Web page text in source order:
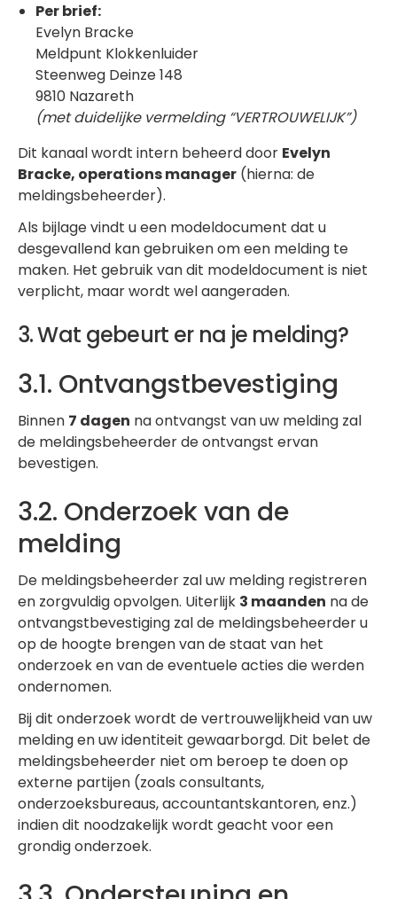
Per brief:
Evelyn Bracke
Meldpunt Klokkenluider
Steenweg Deinze 148
9810 Nazareth
(met duidelijke vermelding “VERTROUWELIJK”)
Dit kanaal wordt intern beheerd door Evelyn
Bracke, operations manager(hierna: de
meldingsbeheerder).
Als bijlage vindt u een modeldocument dat u
desgevallend kan gebruiken om een melding te
maken. Het gebruik van dit modeldocument is niet
verplicht, maar wordt wel aangeraden.
3. Wat gebeurt er na je melding?
3.1. Ontvangstbevestiging
Binnen 7 dagen na ontvangst van uw melding zal
de meldingsbeheerder de ontvangst ervan
bevestigen.
3.2. Onderzoek van de
melding
De meldingsbeheerder zal uw melding registreren
en zorgvuldig opvolgen. Uiterlijk 3 maanden na de
ontvangstbevestiging zal de meldingsbeheerder u
op de hoogte brengen van de staat van het
onderzoek en van de eventuele acties die werden
ondernomen.
Bij dit onderzoek wordt de vertrouwelijkheid van uw
melding en uw identiteit gewaarborgd. Dit belet de
meldingsbeheerder niet om beroep te doen op
externe partijen (zoals consultants,
onderzoeksbureaus, accountantskantoren, enz.)
indien dit noodzakelijk wordt geacht voor een
grondig onderzoek.